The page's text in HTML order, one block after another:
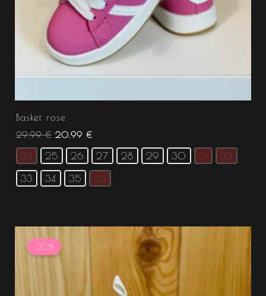
Basket rose
29.99€ 20.99 €
24 25 26 27 28 29 30 31 32
33 34 35 36
-30%
prix
initial
20.99 €.